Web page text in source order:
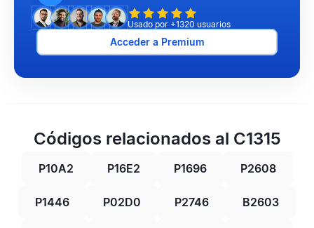
Usado por +1320 usuarios
Acceder a Premium
Códigos relacionados al C1315
P10A2 P16E2 P1696 P2608
P1446 P02D0 P2746 B2603